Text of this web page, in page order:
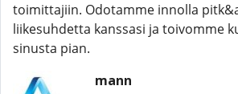
toimittajiin. Odotamme innolla
liikesuhdetta kanssasi ja toivomme
sinusta pian.
mann